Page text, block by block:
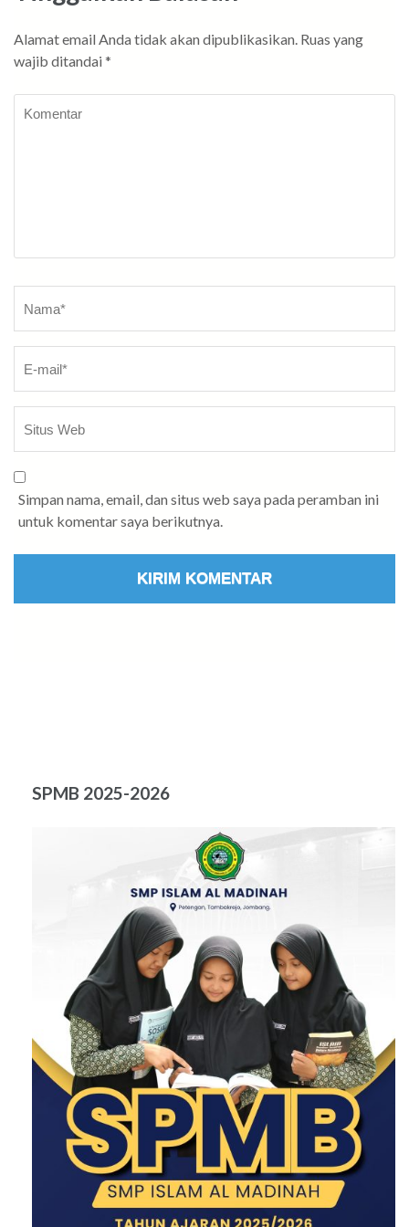
Alamat email Anda tidak akan dipublikasikan. Ruas yang
wajib ditandai *
Simpan nama, email, dan situs web saya pada peramban ini
untuk komentar saya berikutnya.
SPMB 2025-2026